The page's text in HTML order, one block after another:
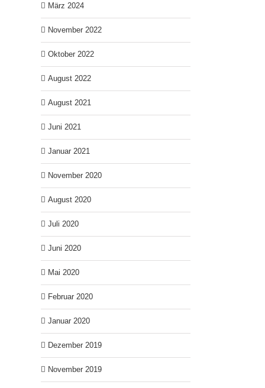
März 2024
November 2022
Oktober 2022
August 2022
August 2021
Juni 2021
Januar 2021
November 2020
August 2020
Juli 2020
Juni 2020
Mai 2020
Februar 2020
Januar 2020
Dezember 2019
November 2019